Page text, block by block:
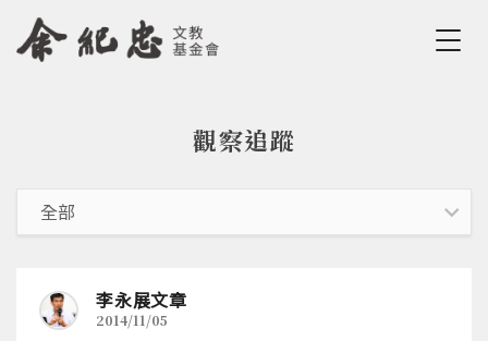
Jump to Navigation
Jump to Main content
觀察追蹤
李永展文章
2014/11/05